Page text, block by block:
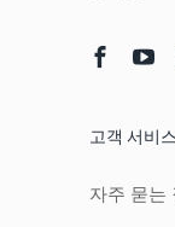
고객 서비스
자주 묻는